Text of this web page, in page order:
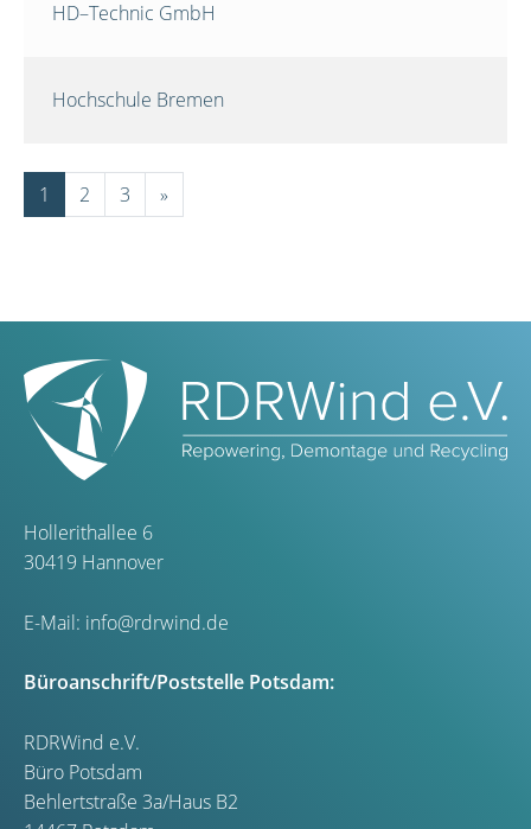
HD–Technic GmbH
Hochschule Bremen
1 2 3 »
Hollerithallee 6
30419 Hannover
E-Mail: info@rdrwind.de
Büroanschrift/Poststelle Potsdam:
RDRWind e.V.
Büro Potsdam
Behlertstraße 3a/Haus B2